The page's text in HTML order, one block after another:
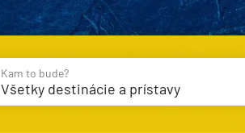
Kam to bude?
Všetky destinácie a prístavy